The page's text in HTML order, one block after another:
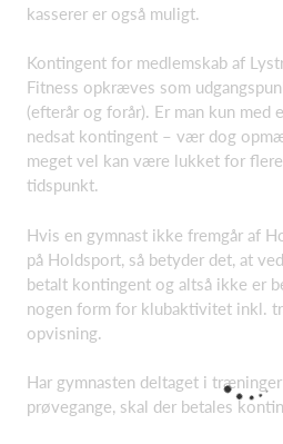
kasserer er også muligt.
Kontingent for medlemskab af
Fitness opkræves som
(efterår og forår). Er man kun
nedsat kontingent – vær dog
meget vel kan være lukket for
tidspunkt.
Hvis en gymnast ikke fremgår af
på Holdsport, så betyder det, at
betalt kontingent og altså ikke er
nogen form for klubaktivitet inkl.
opvisning.
Har gymnasten deltaget i
prøvegange, skal der betales